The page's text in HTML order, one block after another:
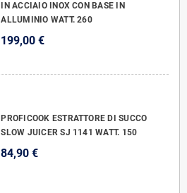
IN ACCIAIO INOX CON BASE IN
ALLUMINIO WATT. 260
199,00 €
PROFICOOK ESTRATTORE DI SUCCO
SLOW JUICER SJ 1141 WATT. 150
84,90 €